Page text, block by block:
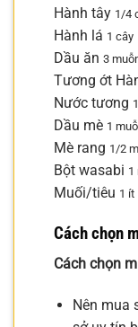
Hành tây 1/4
Hành lá 1 cây
Dầu ăn 3
Tương ớt
Nước tương
Dầu mè 1
Mè rang 1/2
Bột wasabi 1
Muối/tiêu 1 ít
Cách chọn
Cách chọn
Nên mua